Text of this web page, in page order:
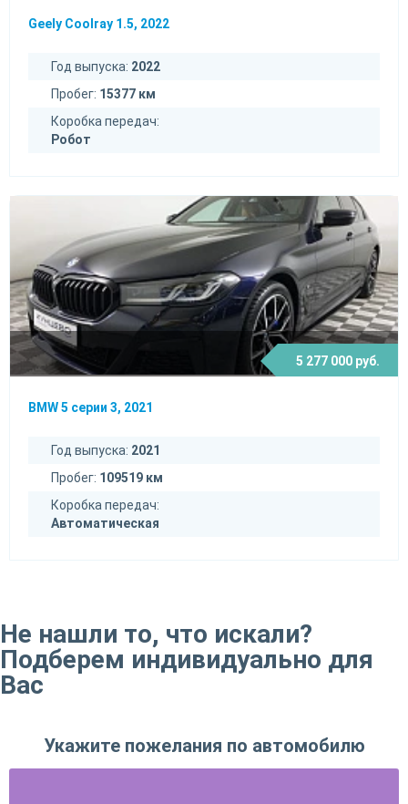
Geely Coolray 1.5, 2022
Год выпуска: 2022
Пробег: 15377 км
Коробка передач:
Робот
5 277 000 руб.
BMW 5 серии 3, 2021
Год выпуска: 2021
Пробег: 109519 км
Коробка передач:
Автоматическая
Не нашли то, что искали?
Подберем индивидуально для
Вас
Укажите пожелания по автомобилю